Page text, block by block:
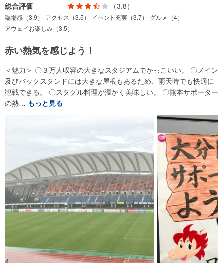
総合評価 （3.8）
臨場感（3.9） アクセス（3.5） イベント充実（3.7）
グルメ（4）
アウェイお楽しみ（3.5）
赤い熱気を感じよう！
＜魅力＞ 〇３万人収容の大きなスタジアムでかっこいい。 〇メイン
及びバックスタンドには大きな屋根もあるため、雨天時でも快適に
観戦できる。 〇スタグル料理が温かく美味しい。 〇熊本サポーター
の熱… もっと見る